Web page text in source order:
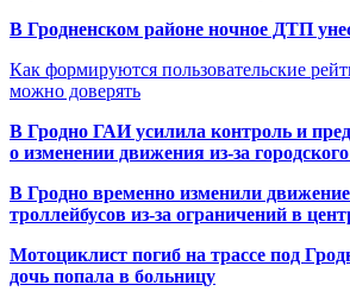
В Гродненском районе ночное ДТП
Как формируются пользовательские
можно доверять
В Гродно ГАИ усилила контроль и
о изменении движения из-за
В Гродно временно изменили движение
троллейбусов из-за ограничений в
Мотоциклист погиб на трассе под
дочь попала в больницу